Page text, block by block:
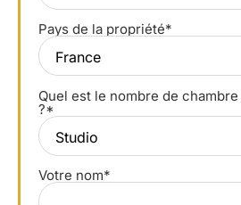
Pays de la propriété*
Quel est le nombre de
?*
Votre nom*